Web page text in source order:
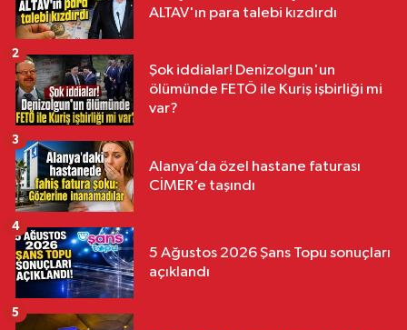
ALTAV'ın para talebi kızdırdı
Şok iddialar! Denizolgun'un
ölümünde FETÖ ile Kuriş işbirliği mi
var?
2
Alanya’da özel hastane faturası
CİMER’e taşındı
3
5 Ağustos 2026 Şans Topu sonuçları
açıklandı
4
5